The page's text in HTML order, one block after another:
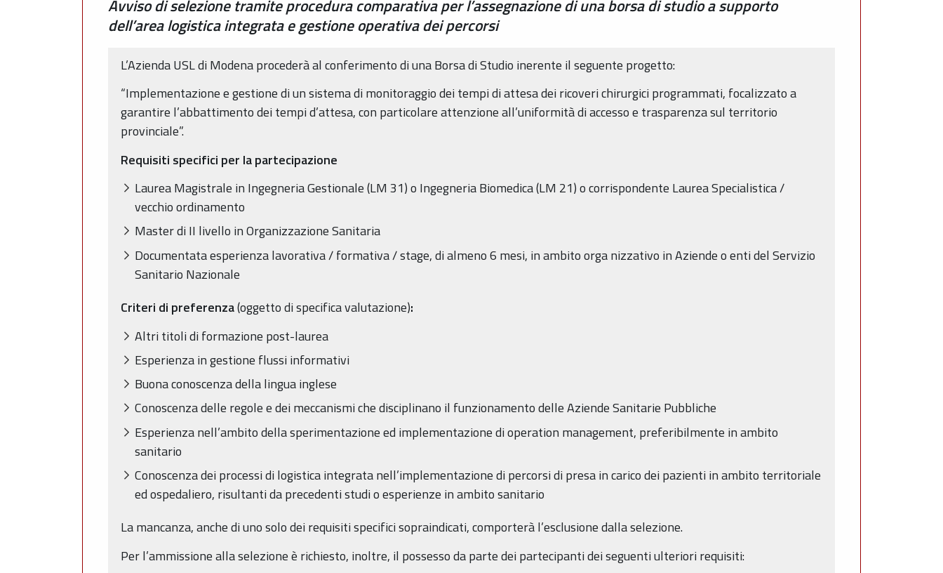
Avviso di selezione tramite procedura comparativa per l’assegnazione di una borsa di studio a supporto
dell’area logistica integrata e gestione operativa dei percorsi
L’Azienda USL di Modena procederà al conferimento di una Borsa di Studio inerente il seguente progetto:
“Implementazione e gestione di un sistema di monitoraggio dei tempi di attesa dei ricoveri chirurgici programmati, focalizzato a
garantire l’abbattimento dei tempi d’attesa, con particolare attenzione all’uniformità di accesso e trasparenza sul territorio
provinciale”.
Requisiti specifici per la partecipazione
Laurea Magistrale in Ingegneria Gestionale (LM 31) o Ingegneria Biomedica (LM 21) o corrispondente Laurea Specialistica /
vecchio ordinamento
Master di II livello in Organizzazione Sanitaria
Documentata esperienza lavorativa / formativa / stage, di almeno 6 mesi, in ambito orga nizzativo in Aziende o enti del Servizio
Sanitario Nazionale
Criteri di preferenza(oggetto di specifica valutazione):
Altri titoli di formazione post-laurea
Esperienza in gestione flussi informativi
Buona conoscenza della lingua inglese
Conoscenza delle regole e dei meccanismi che disciplinano il funzionamento delle Aziende Sanitarie Pubbliche
Esperienza nell’ambito della sperimentazione ed implementazione di operation management, preferibilmente in ambito
sanitario
Conoscenza dei processi di logistica integrata nell’implementazione di percorsi di presa in carico dei pazienti in ambito territoriale
ed ospedaliero, risultanti da precedenti studi o esperienze in ambito sanitario
La mancanza, anche di uno solo dei requisiti specifici sopraindicati, comporterà l’esclusione dalla selezione.
Per l’ammissione alla selezione è richiesto, inoltre, il possesso da parte dei partecipanti dei seguenti ulteriori requisiti: